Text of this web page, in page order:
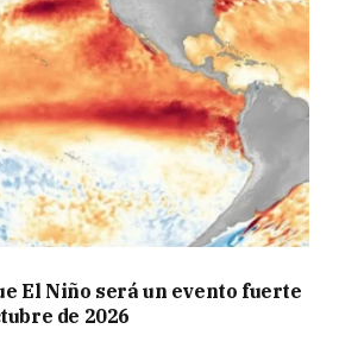
El Niño será un evento fuerte
de 2026